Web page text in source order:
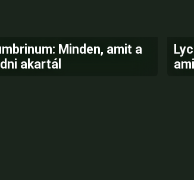
Minden, amit a
akartál